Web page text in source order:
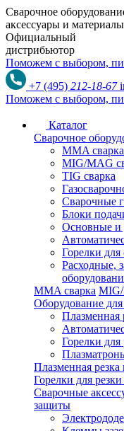
Сварочное
аксессуары и материалы
Официальный
дистрибьютор
Поможем с выбором,
+7 (495) 212-18-67
Поможем с выбором,
Каталог
Сварочное
MMA сварка
MIG/MAG
TIG сварка
Сварочные
Блоки
Основные и
Горелки для
Расходные,
MMA сварка MIG/
Оборудование для
Плазменная
Горелки для
Плазменная
Горелки для резки
Сварочные
защиты